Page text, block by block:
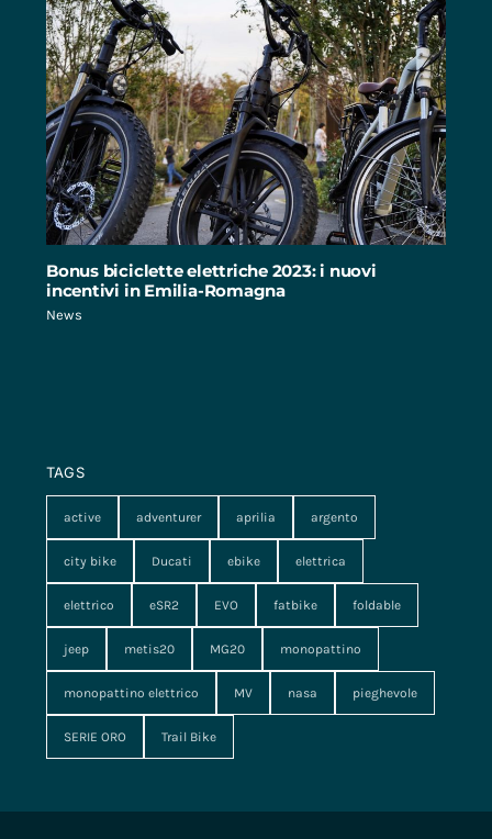
Bonus biciclette elettriche 2023: i nuovi
incentivi in Emilia-Romagna
News
TAGS
active adventurer aprilia argento
city bike Ducati ebike elettrica
elettrico eSR2 EVO fatbike foldable
jeep metis20 MG20 monopattino
monopattino elettrico MV nasa pieghevole
SERIE ORO Trail Bike